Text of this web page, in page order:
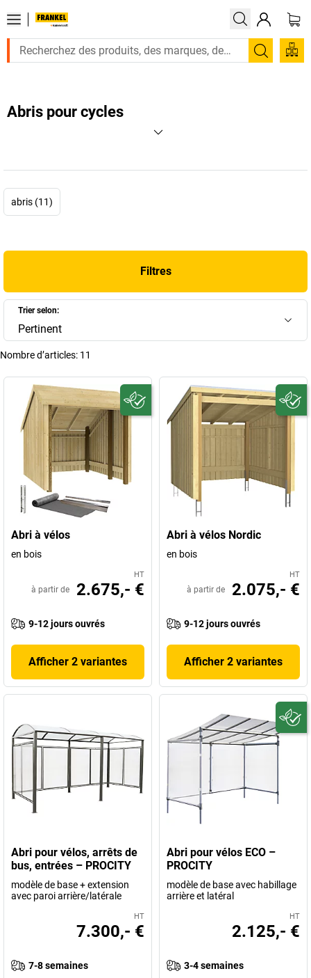
Abris pour cycles
abris (11)
Filtres
Trier selon:
Pertinent
Nombre d’articles: 11
Abri à vélos
en bois
HT
à partir de 2.675,- €
9-12 jours ouvrés
Afficher 2 variantes
Abri à vélos Nordic
en bois
HT
à partir de 2.075,- €
9-12 jours ouvrés
Afficher 2 variantes
Abri pour vélos, arrêts de
bus, entrées – PROCITY
modèle de base + extension
avec paroi arrière/latérale
HT
7.300,- €
7-8 semaines
Abri pour vélos ECO –
PROCITY
modèle de base avec habillage
arrière et latéral
HT
2.125,- €
3-4 semaines